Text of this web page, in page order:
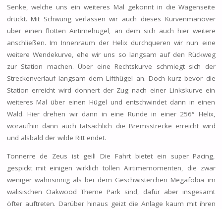
Senke, welche uns ein weiteres Mal gekonnt in die Wagenseite
drückt. Mit Schwung verlassen wir auch dieses Kurvenmanöver
über einen flotten Airtimehügel, an dem sich auch hier weitere
anschließen. Im Innenraum der Helix durchqueren wir nun eine
weitere Wendekurve, ehe wir uns so langsam auf den Rückweg
zur Station machen. Über eine Rechtskurve schmiegt sich der
Streckenverlauf langsam dem Lifthügel an. Doch kurz bevor die
Station erreicht wird donnert der Zug nach einer Linkskurve ein
weiteres Mal über einen Hügel und entschwindet dann in einen
Wald. Hier drehen wir dann in eine Runde in einer 256° Helix,
woraufhin dann auch tatsächlich die Bremsstrecke erreicht wird
und alsbald der wilde Ritt endet.
Tonnerre de Zeus ist geil! Die Fahrt bietet ein super Pacing,
gespickt mit einigen wirklich tollen Airtimemomenten, die zwar
weniger wahnsinnig als bei dem Geschwisterchen Megafobia im
walisischen Oakwood Theme Park sind, dafür aber insgesamt
öfter auftreten. Darüber hinaus geizt die Anlage kaum mit ihren